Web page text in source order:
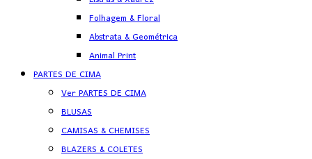
Folhagem & Floral
Abstrata & Geométrica
Animal Print
PARTES DE CIMA
Ver PARTES DE CIMA
BLUSAS
CAMISAS & CHEMISES
BLAZERS & COLETES